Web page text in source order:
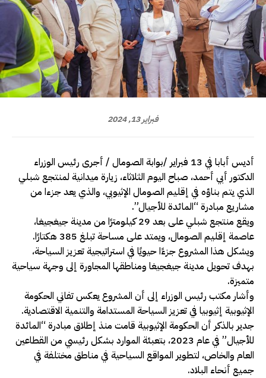
فبراير 13, 2024
أديس أبابا في 13 فبراير /بوابة الصومال / أجرى رئيس الوزراء
الدكتور أبي أحمد، صباح اليوم الثلاثاء، زيارة ميدانية لمنتجع شبلي
الذي يتم بناؤه في إقليم الصومال الإثيوبي، والذي يعد جزءا من
مشاريع مبادرة “المائدة للأجيال”.
ويقع منتجع شبلي على بعد 29 كيلومترًا من مدينة جيغجيغا،
عاصمة إقليم الصومال، ويمتد على مساحة تبلغ 385 هكتارًا.
ويشكل هذا المشروع جزءًا حيويًا في استراتيجية تعزيز السياحة،
بهدف تحويل مدينة جيغجيغا ومناطقها المجاورة إلى وجهة سياحية
متميزة.
وأشار مكتب رئيس الوزراء إلى أن المشروع يعكس تفاني الحكومة
الإثيوبية إثيوبيا في تعزيز السياحة المستدامة والتنمية الاقتصادية.
جدير بالذكر أن الحكومة الإثيوبية قامت منذ إطلاق مبادرة “المائدة
للأجيال” في عام 2023، بتعبئة الموارد بشكل رئيسي من القطاعين
العام والخاص، لتطوير المواقع السياحية في مناطق مختلفة في
جميع أنحاء البلاد.